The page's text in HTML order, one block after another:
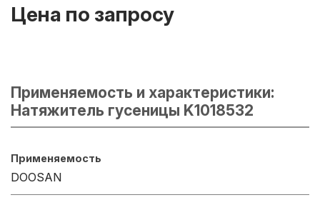
Цена по запросу
Применяемость и характеристики:
Натяжитель гусеницы K1018532
Применяемость
DOOSAN